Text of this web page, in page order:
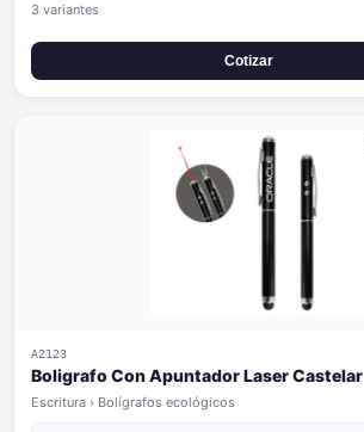
3 variantes
Cotizar
A2123
Boligrafo Con Apuntador Laser Castelar
Escritura › Bolígrafos ecológicos